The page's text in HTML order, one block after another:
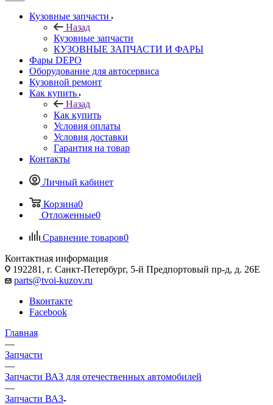
Кузовные запчасти
Назад
Кузовные запчасти
КУЗОВНЫЕ ЗАПЧАСТИ И ФАРЫ
Фары DEPO
Оборудование для автосервиса
Кузовной ремонт
Как купить
Назад
Как купить
Условия оплаты
Условия доставки
Гарантия на товар
Контакты
Личный кабинет
Корзина0
Отложенные0
Сравнение товаров0
Контактная информация
192281, г. Санкт-Петербург, 5-й Предпортовый пр-д, д. 26Е
parts@tvoi-kuzov.ru
Вконтакте
Facebook
Главная
—
Запчасти
—
Запчасти ВАЗ для отечественных автомобилей
—
Запчасти ВАЗ